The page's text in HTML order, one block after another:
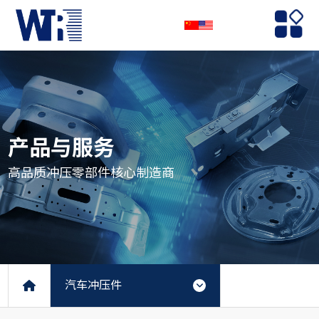
产品与服务
高品质冲压零部件核心制造商
汽车冲压件